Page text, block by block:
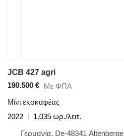
JCB 427 agri
190.500 € Με ΦΠΑ
Μίνι εκσκαφέας
2022
1.035 ωρ./λειτ.
Γερμανία, De-48341 Altenberge